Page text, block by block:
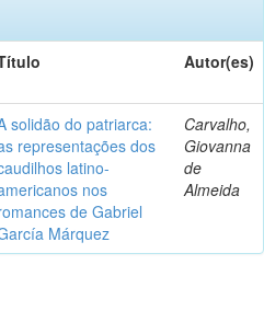
Autor(es)
solidão do patriarca:
representações dos
latino-
nos
de Gabriel
Márquez
Carvalho,
Giovanna
de
Almeida